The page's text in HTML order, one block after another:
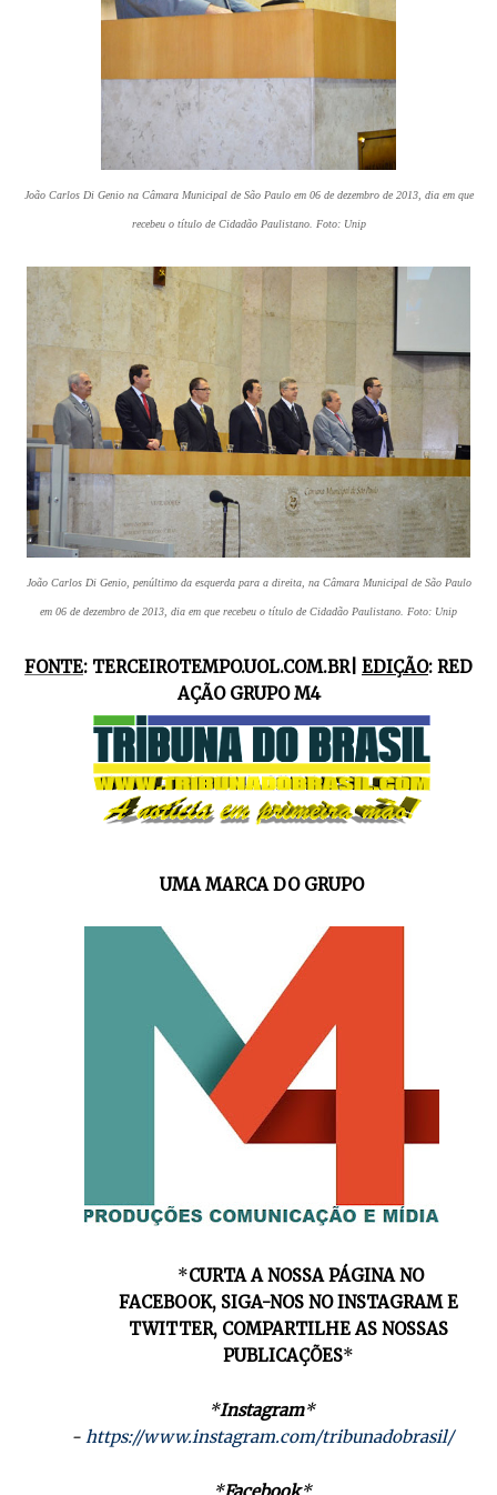
João Carlos Di Genio na Câmara Municipal de São Paulo em 06 de dezembro de 2013, dia em que
recebeu o título de Cidadão Paulistano. Foto: Unip
João Carlos Di Genio, penúltimo da esquerda para a direita, na Câmara Municipal de São Paulo
em 06 de dezembro de 2013, dia em que recebeu o título de Cidadão Paulistano. Foto: Unip
FONTE: TERCEIROTEMPO.UOL.COM.BR| EDIÇÃO: RED
AÇÃO GRUPO M4
UMA MARCA DO GRUPO
*CURTA A NOSSA PÁGINA NO
FACEBOOK, SIGA-NOS NO INSTAGRAM E
TWITTER, COMPARTILHE AS NOSSAS
PUBLICAÇÕES*
*Instagram*
- https://www.instagram.com/tribunadobrasil/
*Facebook*